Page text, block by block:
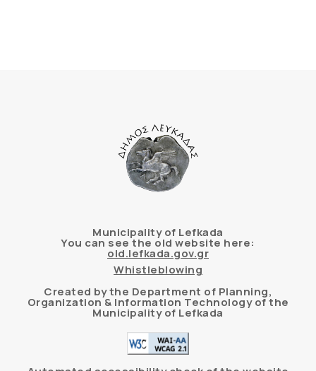
Municipality of Lefkada
You can see the old website here:
old.lefkada.gov.gr
Whistleblowing
Created by the Department of Planning,
Organization & Information Technology of the
Municipality of Lefkada